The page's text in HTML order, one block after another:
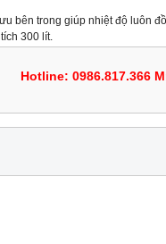
bên trong giúp nhiệt độ luôn
300 lít.
Hotline: 0986.817.366